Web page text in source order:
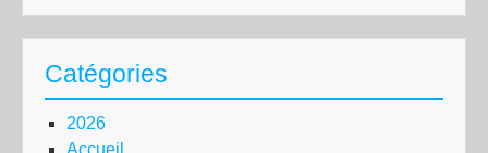
Catégories
2026